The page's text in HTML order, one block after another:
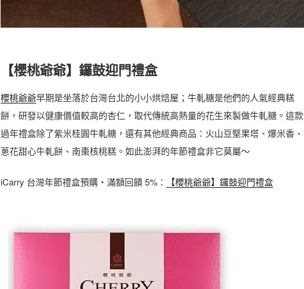
【櫻桃爺爺】鑼鼓迎門禮盒
櫻桃爺爺早期是坐落於台灣台北的小小烘焙屋；牛軋糖是他們的人氣經典糕
餅，研發以健康價值較高的杏仁，取代傳統高熱量的花生來製做牛軋糖。這款
過年禮盒除了紫米桂圓牛軋糖，還有其他經典商品：火山豆堅果塔、爆米香、
蔥花甜心牛軋餅、南棗核桃糕。如此澎湃的年節禮盒非它莫屬～
iCarry 台灣年節禮盒預購・滿額回饋 5%： 【櫻桃爺爺】鑼鼓迎門禮盒